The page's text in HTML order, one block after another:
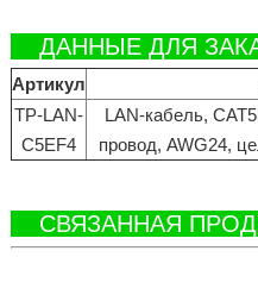
ДАННЫЕ ДЛЯ
Артикул
TP-LAN-
C5EF4
LAN-кабель,
провод, AWG24,
СВЯЗАННАЯ